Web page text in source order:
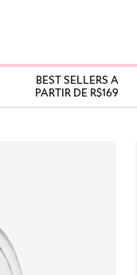
BEST SELLERS A
PARTIR DE R$169